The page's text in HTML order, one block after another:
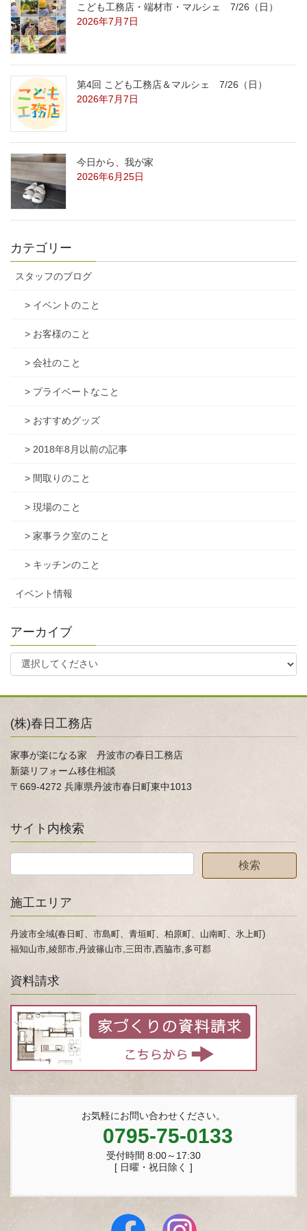
こども工務店・端材市・マルシェ 7/26（日）
2026年7月7日
第4回 こども工務店＆マルシェ 7/26（日）
2026年7月7日
今日から、我が家
2026年6月25日
カテゴリー
スタッフのブログ
> イベントのこと
> お客様のこと
> 会社のこと
> プライベートなこと
> おすすめグッズ
> 2018年8月以前の記事
> 間取りのこと
> 現場のこと
> 家事ラク室のこと
> キッチンのこと
イベント情報
アーカイブ
(株)春日工務店
家事が楽になる家 丹波市の春日工務店
新築リフォーム移住相談
〒669-4272 兵庫県丹波市春日町東中1013
サイト内検索
施工エリア
丹波市全域(春日町、市島町、青垣町、柏原町、山南町、氷上町)
福知山市,綾部市,丹波篠山市,三田市,西脇市,多可郡
資料請求
お気軽にお問い合わせください。
0795-75-0133
受付時間 8:00～17:30
[ 日曜・祝日除く ]